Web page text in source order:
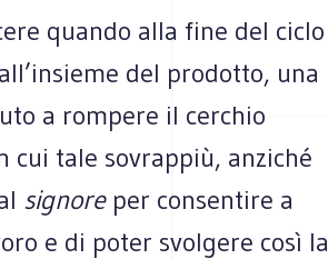
quando alla fine del ciclo
del prodotto, una
a rompere il cerchio
cui tale sovrappiù, anziché
signore per consentire a
e di poter svolgere così la